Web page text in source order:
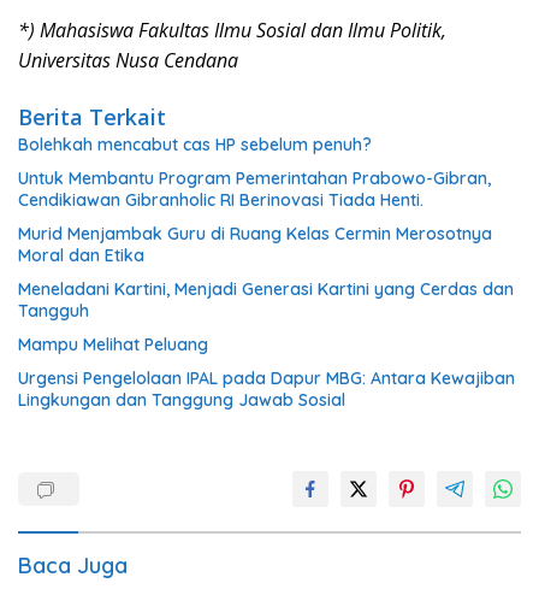
*) Mahasiswa Fakultas Ilmu Sosial dan Ilmu Politik,
Universitas Nusa Cendana
Berita Terkait
Bolehkah mencabut cas HP sebelum penuh?
Untuk Membantu Program Pemerintahan Prabowo-Gibran,
Cendikiawan Gibranholic RI Berinovasi Tiada Henti.
Murid Menjambak Guru di Ruang Kelas Cermin Merosotnya
Moral dan Etika
Meneladani Kartini, Menjadi Generasi Kartini yang Cerdas dan
Tangguh
Mampu Melihat Peluang
Urgensi Pengelolaan IPAL pada Dapur MBG: Antara Kewajiban
Lingkungan dan Tanggung Jawab Sosial
Baca Juga